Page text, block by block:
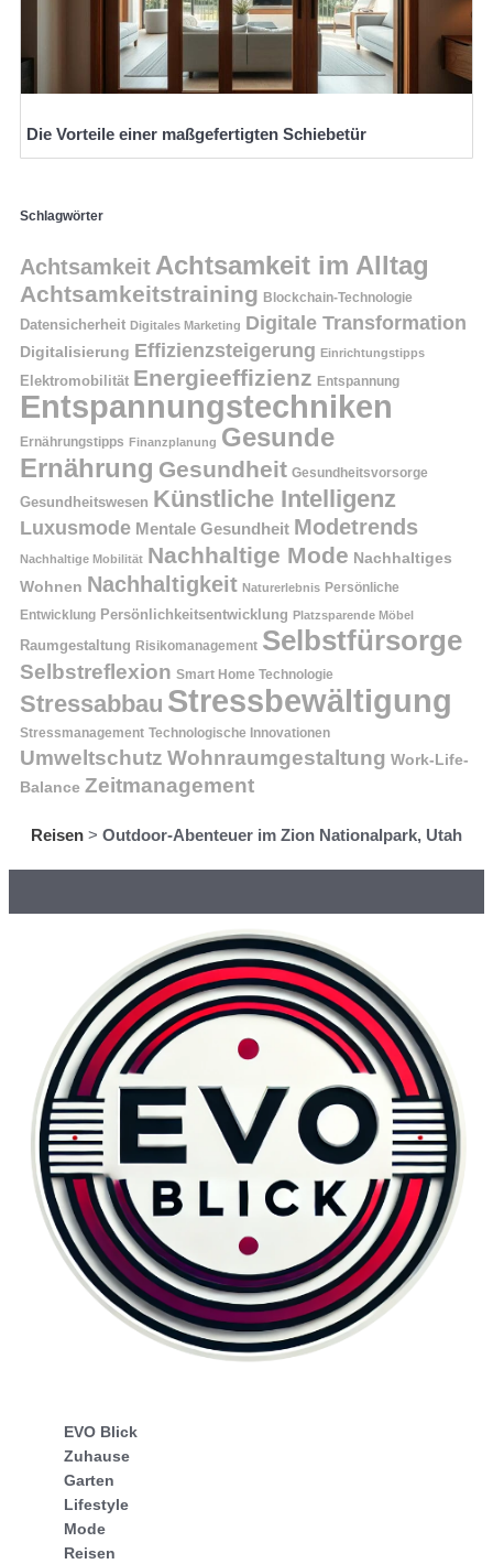
Die Vorteile einer maßgefertigten Schiebetür
Schlagwörter
Achtsamkeit Achtsamkeit im Alltag
Achtsamkeitstraining Blockchain-Technologie
Datensicherheit Digitales Marketing Digitale Transformation
Digitalisierung Effizienzsteigerung Einrichtungstipps
Elektromobilität Energieeffizienz Entspannung
Entspannungstechniken
Ernährungstipps Finanzplanung Gesunde
Ernährung Gesundheit Gesundheitsvorsorge
Gesundheitswesen Künstliche Intelligenz
Luxusmode Mentale Gesundheit Modetrends
Nachhaltige Mobilität Nachhaltige Mode Nachhaltiges
Wohnen Nachhaltigkeit Naturerlebnis Persönliche
Entwicklung Persönlichkeitsentwicklung Platzsparende Möbel
Raumgestaltung Risikomanagement Selbstfürsorge
Selbstreflexion Smart Home Technologie
Stressabbau Stressbewältigung
Stressmanagement Technologische Innovationen
Umweltschutz Wohnraumgestaltung Work-Life-
Balance Zeitmanagement
Reisen > Outdoor-Abenteuer im Zion Nationalpark, Utah
EVO Blick
Zuhause
Garten
Lifestyle
Mode
Reisen